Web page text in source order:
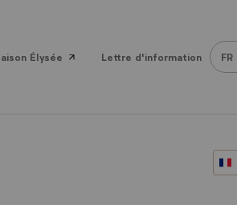
Élysée Lettre d'information FR